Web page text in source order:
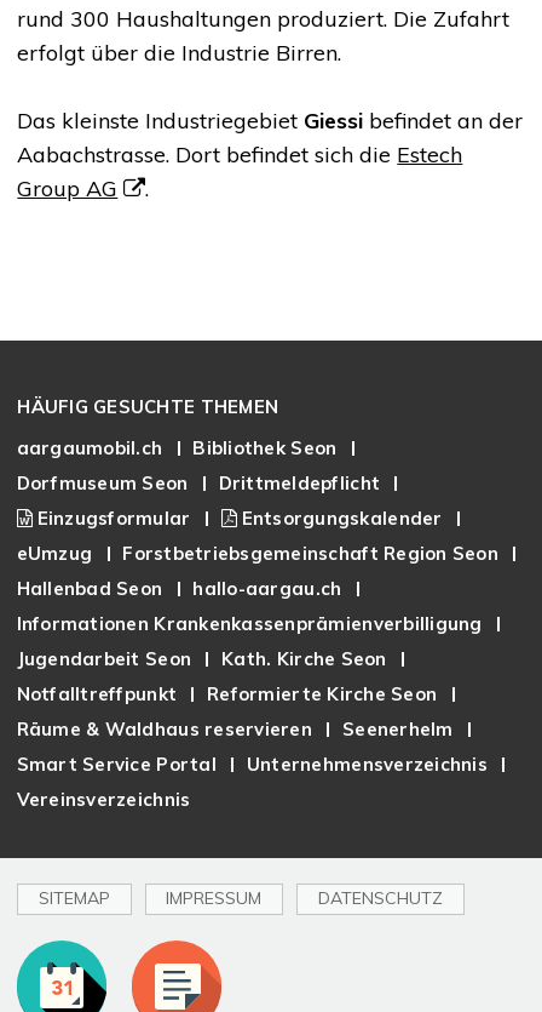
rund 300 Haushaltungen produziert. Die Zufahrt
erfolgt über die Industrie Birren.
Das kleinste Industriegebiet Giessi befindet an der
Aabachstrasse. Dort befindet sich die Estech
Group AG
.
HÄUFIG GESUCHTE THEMEN
aargaumobil.ch
Bibliothek Seon
Dorfmuseum Seon
Drittmeldepflicht
Einzugsformular
Entsorgungskalender
eUmzug
Forstbetriebsgemeinschaft Region Seon
Hallenbad Seon
hallo-aargau.ch
Informationen Krankenkassenprämienverbilligung
Jugendarbeit Seon
Kath. Kirche Seon
Notfalltreffpunkt
Reformierte Kirche Seon
Räume & Waldhaus reservieren
Seenerhelm
Smart Service Portal
Unternehmensverzeichnis
Vereinsverzeichnis
SITEMAP IMPRESSUM DATENSCHUTZ
Toplinks